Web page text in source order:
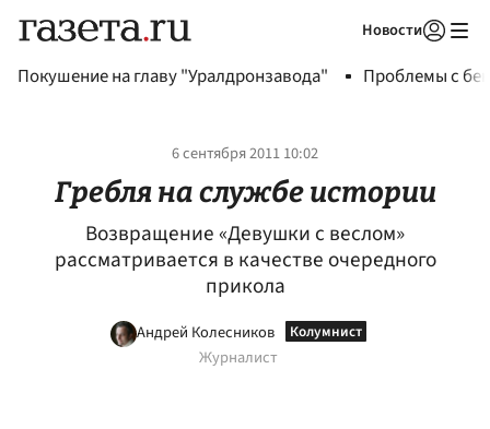
Новости
Покушение на главу "Уралдронзавода" Проблемы с
6 сентября 2011 10:02
Гребля на службе истории
Возвращение «Девушки с веслом»
рассматривается в качестве очередного
прикола
Андрей Колесников
Журналист